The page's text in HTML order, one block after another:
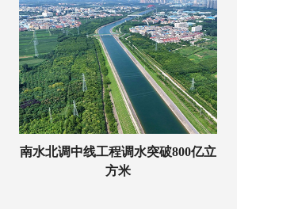
南水北调中线工程调水突破800亿立
方米